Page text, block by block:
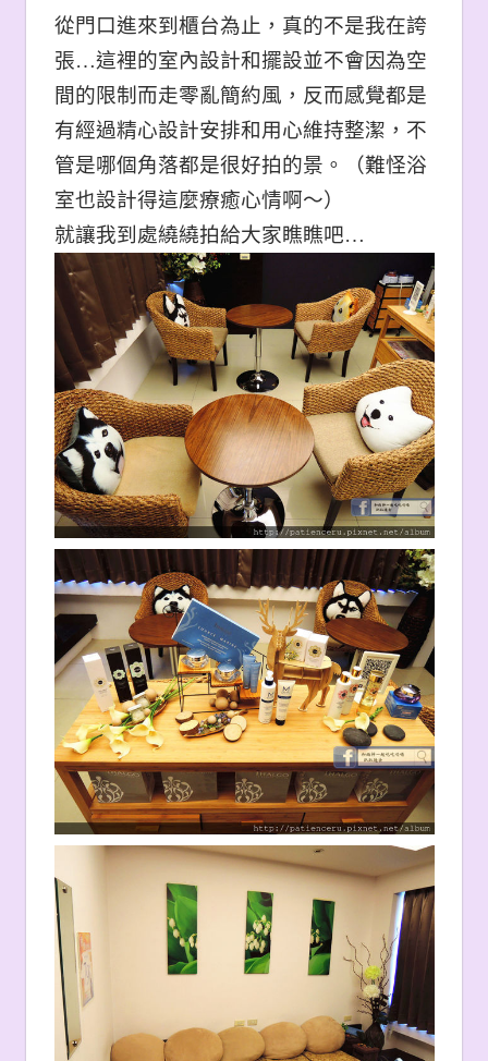
從門口進來到櫃台為止，真的不是我在誇
張…這裡的室內設計和擺設並不會因為空
間的限制而走零亂簡約風，反而感覺都是
有經過精心設計安排和用心維持整潔，不
管是哪個角落都是很好拍的景。（難怪浴
室也設計得這麼療癒心情啊～）
就讓我到處繞繞拍給大家瞧瞧吧…